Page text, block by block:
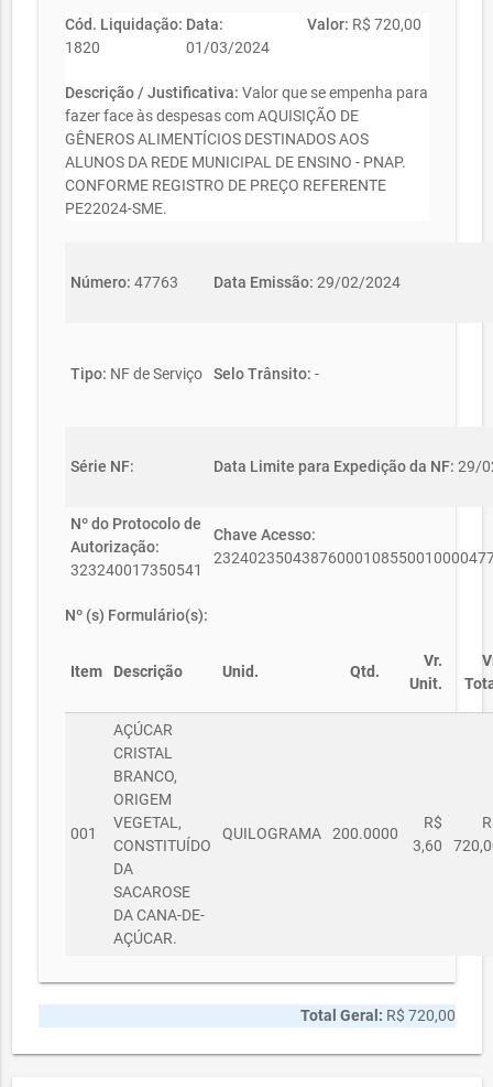
Cód. Liquidação:
1820
Data:
01/03/2024
Valor: R$ 720,00
Descrição / Justificativa: Valor que se empenha para
fazer face às despesas com AQUISIÇÃO DE
GÊNEROS ALIMENTÍCIOS DESTINADOS AOS
ALUNOS DA REDE MUNICIPAL DE ENSINO - PNAP.
CONFORME REGISTRO DE PREÇO REFERENTE
PE22024-SME.
Número: 47763 Data Emissão: 29/02/2024
Tipo: NF de Serviço Selo Trânsito: -
Série NF: Data Limite para Expedição da NF: 29/
Nº do Protocolo de
Autorização:
323240017350541
Chave Acesso:
Nº (s) Formulário(s):
Item Descrição Unid. Qtd.
Vr.
Unit.
001
AÇÚCAR
CRISTAL
BRANCO,
ORIGEM
VEGETAL,
CONSTITUÍDO
DA
SACAROSE
DA CANA-DE-
AÇÚCAR.
QUILOGRAMA 200.0000
R$
3,60
Total Geral: R$ 720,00